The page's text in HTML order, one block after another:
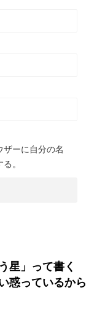
ザーに自分の名
。
星」って書く
惑っているから